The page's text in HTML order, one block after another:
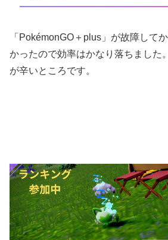
「PokémonGO＋plus」が故障して
かったので効率はかなり落ちました
が辛いところです。